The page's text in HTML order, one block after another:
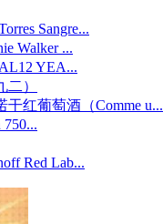
Sangre...
Walker ...
YEA...
）
红葡萄酒（Comme u...
Red Lab...